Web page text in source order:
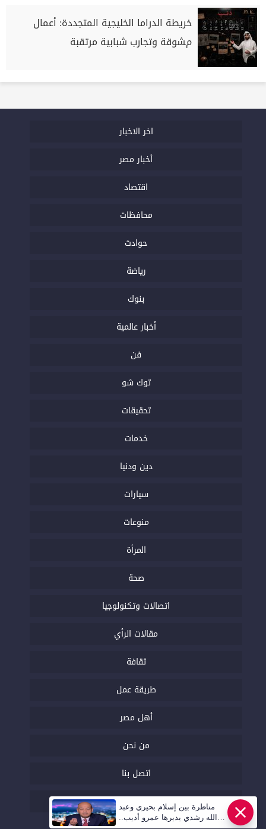
خريطة الدراما الخليجية المتجددة: أعمال
مشوقة وتجارب شبابية مرتقبة
اخر الاخبار
أخبار مصر
اقتصاد
محافظات
حوادث
رياضة
بنوك
أخبار عالمية
فن
توك شو
تحقيقات
خدمات
دين ودنيا
سيارات
منوعات
المرأة
صحة
اتصالات وتكنولوجيا
مقالات الرأي
ثقافة
طريقة عمل
أهل مصر
من نحن
اتصل بنا
السياسة التحريرية
مناظرة بين إسلام بحيري وعبد
الله رشدي يديرها عمرو أديب..